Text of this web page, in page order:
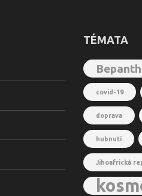
TÉMATA
covid-19
doprava
hubnutí
Jihoafrická